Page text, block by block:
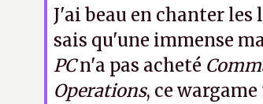
J'ai beau en chanter les
sais qu'une immense
PCn'a pas acheté
Operations, ce